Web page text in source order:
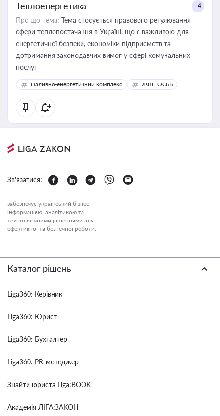
Теплоенергетика +4
Про що тема: Тема стосується правового регулювання
сфери теплопостачання в Україні, що є важливою для
енергетичної безпеки, економіки підприємств та
дотримання законодавчих вимог у сфері комунальних
послуг
Паливно-енергетичний комплекс ЖКГ, ОСББ
Зв'язатися:
забезпечує український бізнес
інформацією, аналітикою та
технологічними рішеннями для
ефективної та безпечної роботи.
Каталог рішень
Liga360: Керівник
Liga360: Юрист
Liga360: Бухгалтер
Liga360: PR-менеджер
Знайти юриста Liga:BOOK
Академія ЛІГА:ЗАКОН